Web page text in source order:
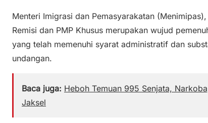
Menteri Imigrasi dan Pemasyarakatan
Remisi dan PMP Khusus merupakan wujud
yang telah memenuhi syarat administratif dan
undangan.
Baca juga: Heboh Temuan 995 Senjata,
Jaksel